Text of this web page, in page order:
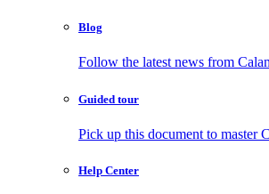
Blog
Follow the latest news from
Guided tour
Pick up this document to master
Help Center